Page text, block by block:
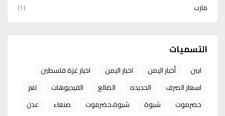
مارب
(1)
التسميات
ابين أخبار اليمن اخبار اليمن
اخبار غزة فلسطين
اسعار الصرف
الحديده الضالع الفيديوهات
تعز
حضرموت
شبوة شبوة،حضرموت صنعاء
عدن